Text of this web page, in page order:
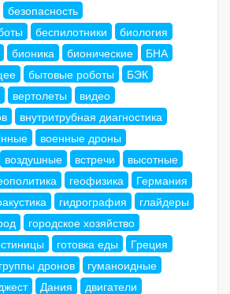
безопасность
беспилотники
биология
бионика бионические
БНА
бытовые роботы
БЭК
вертолеты
видео
внутритрубная диагностика
военные дроны
воздушные встречи
высотные
геофизика
Германия
гидрография
глайдеры
городское хозяйство
готовка еды
Греция
группы дронов
гуманоидные
Дания
двигатели